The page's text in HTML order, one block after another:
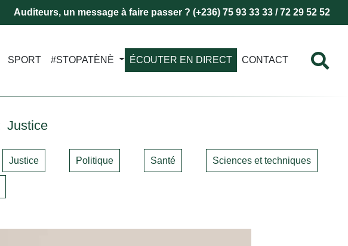
Auditeurs, un message à faire passer ? (+236) 75 93 33 33 / 72 29 52 52
SPORT #STOPATÈNÈ ÉCOUTER EN DIRECT CONTACT
Justice
Justice Politique Santé Sciences et techniques